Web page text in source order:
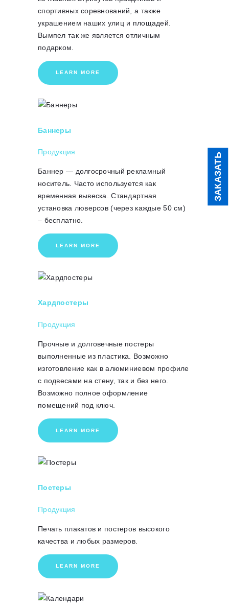
спортивных соревнований, а также
украшением наших улиц и площадей.
Вымпел так же является отличным
подарком.
LEARN MORE
Баннеры
Продукция
Баннер — долгосрочный рекламный
носитель. Часто используется как
временная вывеска. Стандартная
установка люверсов (через каждые 50 см)
– бесплатно.
LEARN MORE
Хардпостеры
Продукция
Прочные и долговечные постеры
выполненные из пластика. Возможно
изготовление как в алюминиевом профиле
с подвесами на стену, так и без него.
Возможно полное оформление
помещений под ключ.
LEARN MORE
Постеры
Продукция
Печать плакатов и постеров высокого
качества и любых размеров.
LEARN MORE
ЗАКАЗАТЬ